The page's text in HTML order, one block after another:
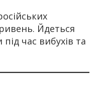
Йдеться
час вибухів та